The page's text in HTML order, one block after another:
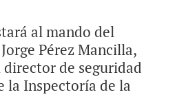
al mando del
Pérez Mancilla,
director de seguridad
la Inspectoría de la